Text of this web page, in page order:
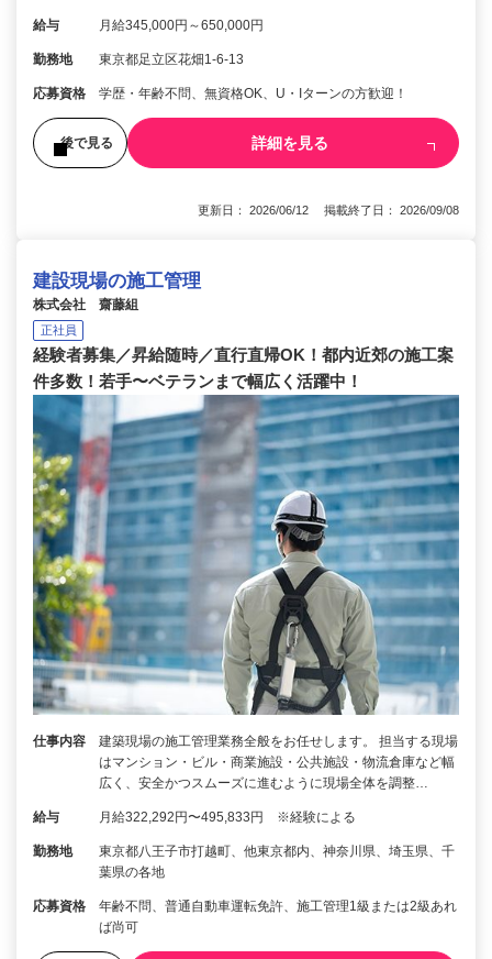
給与 月給345,000円～650,000円
勤務地 東京都足立区花畑1-6-13
応募資格 学歴・年齢不問、無資格OK、U・Iターンの方歓迎！
後で見る 詳細を見る
更新日： 2026/06/12 掲載終了日： 2026/09/08
建設現場の施工管理
株式会社 齋藤組
正社員
経験者募集／昇給随時／直行直帰OK！都内近郊の施工案
件多数！若手〜ベテランまで幅広く活躍中！
仕事内容
建築現場の施工管理業務全般をお任せします。 担当する現場
はマンション・ビル・商業施設・公共施設・物流倉庫など幅
広く、安全かつスムーズに進むように現場全体を調整…
給与 月給322,292円〜495,833円 ※経験による
勤務地
東京都八王子市打越町、他東京都内、神奈川県、埼玉県、千
葉県の各地
応募資格
年齢不問、普通自動車運転免許、施工管理1級または2級あれ
ば尚可